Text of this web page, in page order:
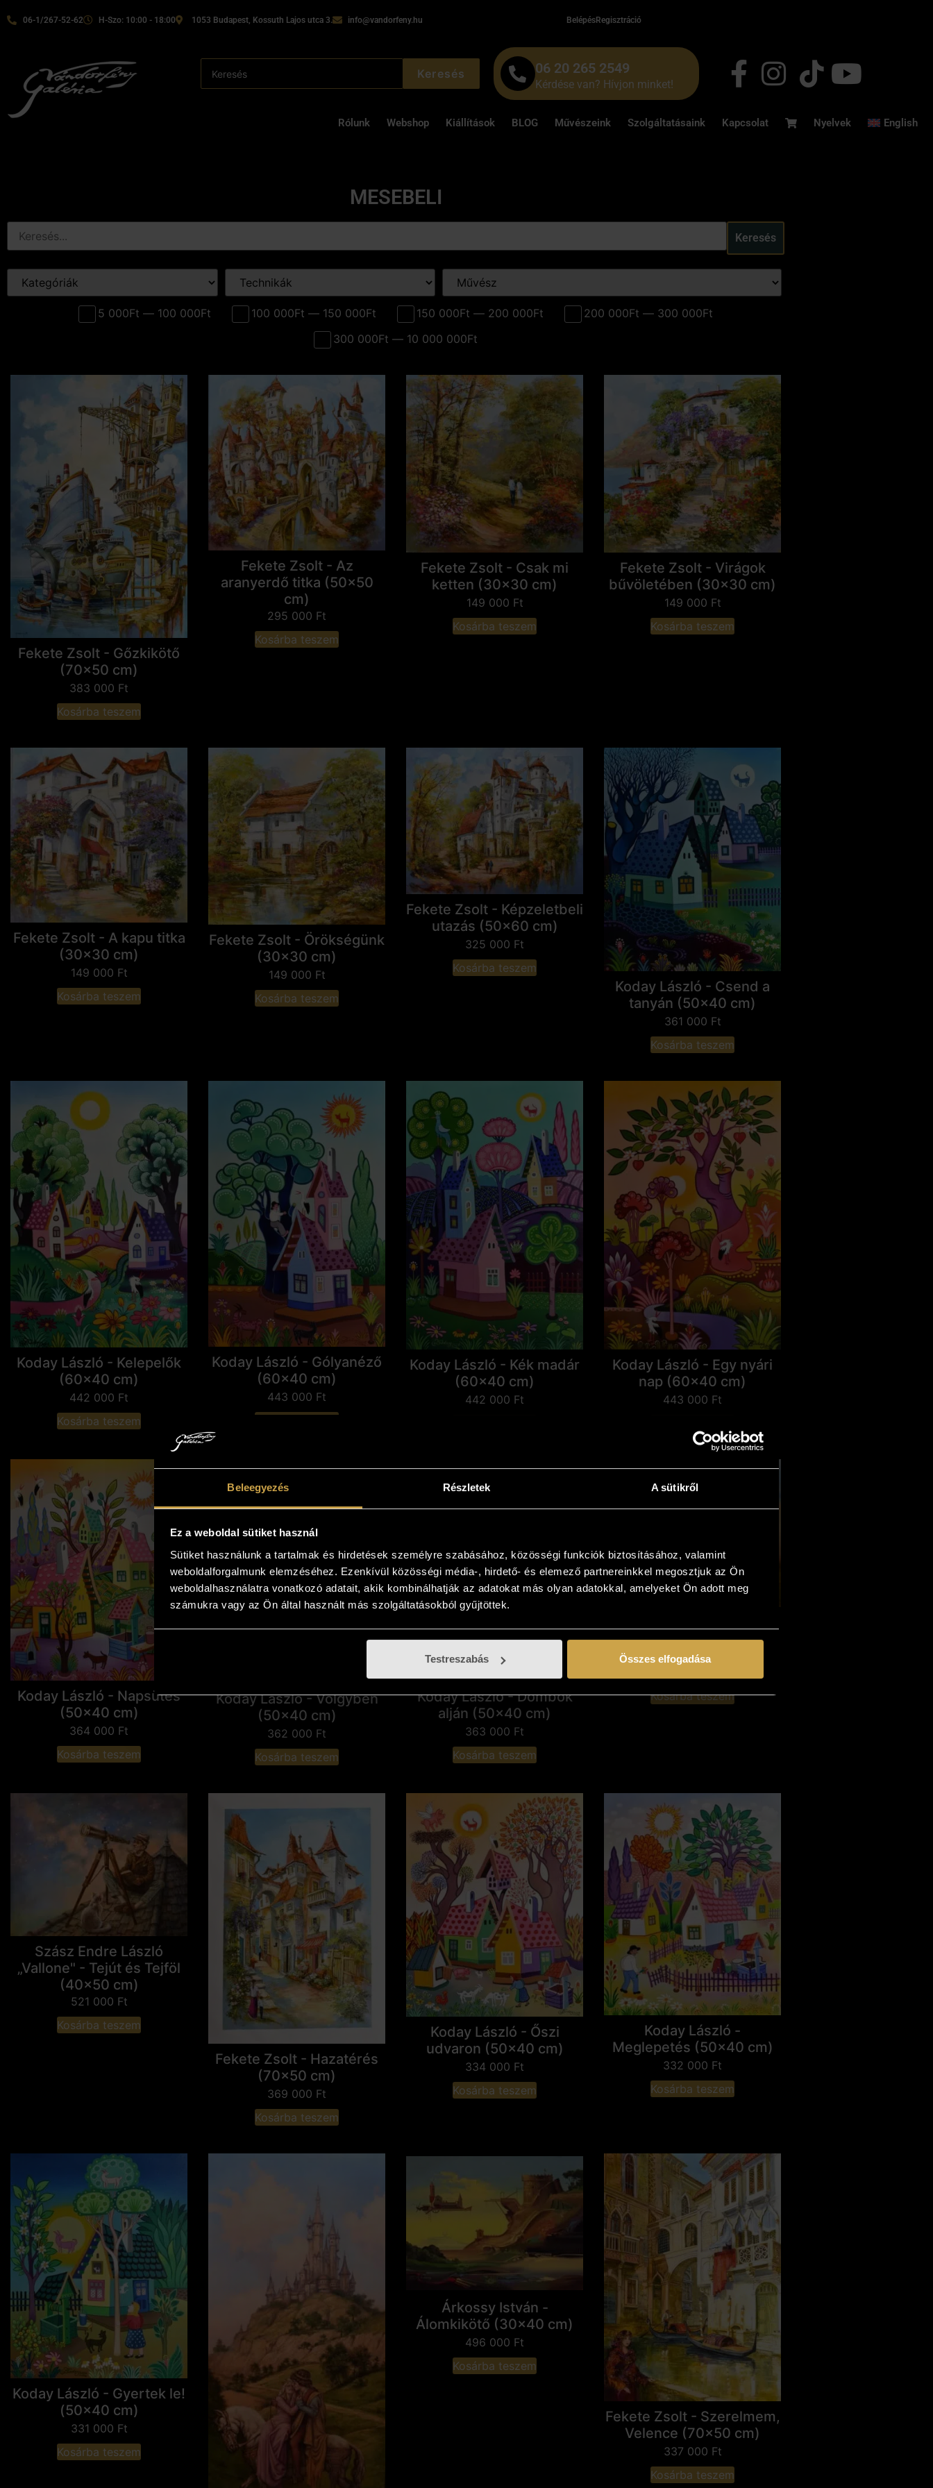
Beleegyezés Részletek A sütikről
Ez a weboldal sütiket használ
Sütiket használunk a tartalmak és hirdetések személyre szabásához, közösségi funkciók biztosításához, valamint
weboldalforgalmunk elemzéséhez. Ezenkívül közösségi média-, hirdető- és elemező partnereinkkel megosztjuk az Ön
weboldalhasználatra vonatkozó adatait, akik kombinálhatják az adatokat más olyan adatokkal, amelyeket Ön adott meg
számukra vagy az Ön által használt más szolgáltatásokból gyűjtöttek.
Testreszabás Összes elfogadása
06-1/267-52-62 H-Szo: 10:00 - 18:00 1053 Budapest, Kossuth Lajos utca 3. info@vandorfeny.hu BelépésRegisztráció
Keresés 06 20 265 2549
Kérdése van? Hívjon minket!
Rólunk Webshop Kiállítások BLOG Művészeink Szolgáltatásaink Kapcsolat Nyelvek English
MESEBELI
Keresés
5 000Ft — 100 000Ft 100 000Ft — 150 000Ft 150 000Ft — 200 000Ft
200 000Ft — 300 000Ft
300 000Ft — 10 000 000Ft
Fekete Zsolt - Gőzkikötő
(70x50 cm)
383 000 Ft
Kosárba teszem
Fekete Zsolt - Az
aranyerdő titka (50x50
cm)
295 000 Ft
Kosárba teszem
Fekete Zsolt - Csak mi
ketten (30x30 cm)
149 000 Ft
Kosárba teszem
Fekete Zsolt - Virágok
bűvöletében (30x30 cm)
149 000 Ft
Kosárba teszem
Fekete Zsolt - A kapu titka
(30x30 cm)
149 000 Ft
Kosárba teszem
Fekete Zsolt - Örökségünk
(30x30 cm)
149 000 Ft
Kosárba teszem
Fekete Zsolt - Képzeletbeli
utazás (50x60 cm)
325 000 Ft
Kosárba teszem
Koday László - Csend a
tanyán (50x40 cm)
361 000 Ft
Kosárba teszem
Koday László - Kelepelők
(60x40 cm)
442 000 Ft
Kosárba teszem
Koday László - Gólyanéző
(60x40 cm)
443 000 Ft
Koday László - Kék madár
(60x40 cm)
442 000 Ft
Koday László - Egy nyári
nap (60x40 cm)
443 000 Ft
Koday László - Napsütés
(50x40 cm)
364 000 Ft
Kosárba teszem
Koday László - Völgyben
(50x40 cm)
362 000 Ft
Kosárba teszem
Koday László - Dombok
alján (50x40 cm)
363 000 Ft
Kosárba teszem
„Vallone" - Álmok társulata
(50x60 cm)
Kosárba teszem
Szász Endre László
„Vallone" - Tejút és Tejföl
(40x50 cm)
521 000 Ft
Kosárba teszem
Fekete Zsolt - Hazatérés
(70x50 cm)
369 000 Ft
Kosárba teszem
Koday László - Őszi
udvaron (50x40 cm)
334 000 Ft
Kosárba teszem
Koday László -
Meglepetés (50x40 cm)
332 000 Ft
Kosárba teszem
Koday László - Gyertek le!
(50x40 cm)
331 000 Ft
Kosárba teszem
Árkossy István -
Álomkikötő (30x40 cm)
496 000 Ft
Kosárba teszem
Fekete Zsolt - Szerelmem,
Velence (70x50 cm)
337 000 Ft
Kosárba teszem